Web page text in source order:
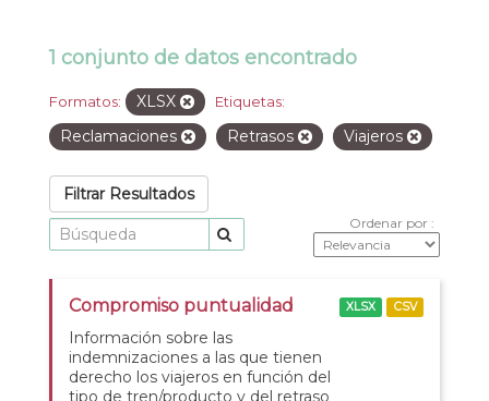
1 conjunto de datos encontrado
Formatos: XLSX Etiquetas:
Reclamaciones Retrasos Viajeros
Filtrar Resultados
Ordenar por
Compromiso puntualidad
Información sobre las
indemnizaciones a las que tienen
derecho los viajeros en función del
tipo de tren/producto y del retraso
XLSX CSV